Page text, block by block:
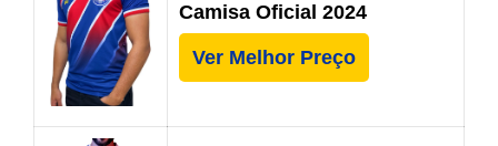
Camisa Oficial 2024
Ver Melhor Preço